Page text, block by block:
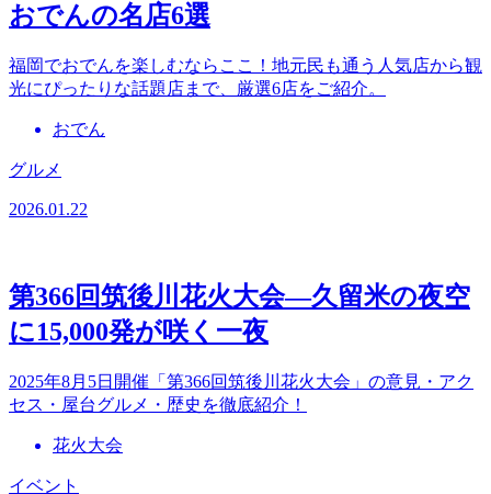
おでんの名店6選
福岡でおでんを楽しむならここ！地元民も通う人気店から観
光にぴったりな話題店まで、厳選6店をご紹介。
おでん
グルメ
2026.01.22
第366回筑後川花火大会―久留米の夜空
に15,000発が咲く一夜
2025年8月5日開催「第366回筑後川花火大会」の意見・アク
セス・屋台グルメ・歴史を徹底紹介！
花火大会
イベント